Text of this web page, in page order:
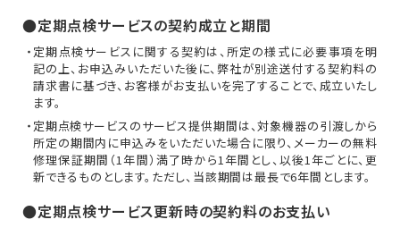
●定期点検サービスの契約成立と期間
・定期点検サービスに関する契約は、所定の様式に必要事項を明
記の上、お申込みいただいた後に、弊社が別途送付する契約料の
請求書に基づき、お客様がお支払いを完了することで、成立いたし
ます。
・定期点検サービスのサービス提供期間は、対象機器の引渡しから
所定の期間内に申込みをいただいた場合に限り、メーカーの無料
修理保証期間（1年間）満了時から1年間とし、以後1年ごとに、更
新できるものとします。ただし、当該期間は最長で6年間とします。
●定期点検サービス更新時の契約料のお支払い